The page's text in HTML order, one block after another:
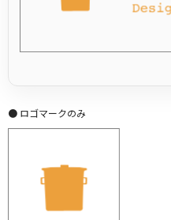
● ロゴマークのみ